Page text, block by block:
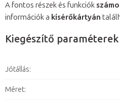
A fontos részek és funkciók
információk a kísérőkártyán
Kiegészítő paraméterek
Jótállás:
Méret: